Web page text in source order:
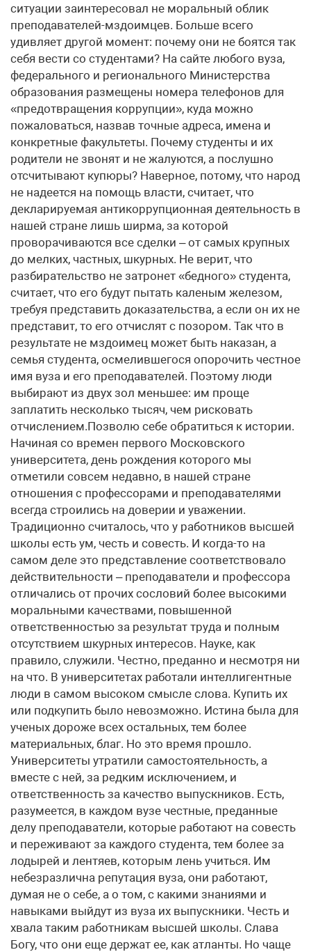
ситуации заинтересовал не моральный облик
преподавателей-мздоимцев. Больше всего
удивляет другой момент: почему они не боятся так
себя вести со студентами? На сайте любого вуза,
федерального и регионального Министерства
образования размещены номера телефонов для
«предотвращения коррупции», куда можно
пожаловаться, назвав точные адреса, имена и
конкретные факультеты. Почему студенты и их
родители не звонят и не жалуются, а послушно
отсчитывают купюры? Наверное, потому, что народ
не надеется на помощь власти, считает, что
декларируемая антикоррупционная деятельность в
нашей стране лишь ширма, за которой
проворачиваются все сделки – от самых крупных
до мелких, частных, шкурных. Не верит, что
разбирательство не затронет «бедного» студента,
считает, что его будут пытать каленым железом,
требуя представить доказательства, а если он их не
представит, то его отчислят с позором. Так что в
результате не мздоимец может быть наказан, а
семья студента, осмелившегося опорочить честное
имя вуза и его преподавателей. Поэтому люди
выбирают из двух зол меньшее: им проще
заплатить несколько тысяч, чем рисковать
отчислением.Позволю себе обратиться к истории.
Начиная со времен первого Московского
университета, день рождения которого мы
отметили совсем недавно, в нашей стране
отношения с профессорами и преподавателями
всегда строились на доверии и уважении.
Традиционно считалось, что у работников высшей
школы есть ум, честь и совесть. И когда-то на
самом деле это представление соответствовало
действительности – преподаватели и профессора
отличались от прочих сословий более высокими
моральными качествами, повышенной
ответственностью за результат труда и полным
отсутствием шкурных интересов. Науке, как
правило, служили. Честно, преданно и несмотря ни
на что. В университетах работали интеллигентные
люди в самом высоком смысле слова. Купить их
или подкупить было невозможно. Истина была для
ученых дороже всех остальных, тем более
материальных, благ. Но это время прошло.
Университеты утратили самостоятельность, а
вместе с ней, за редким исключением, и
ответственность за качество выпускников. Есть,
разумеется, в каждом вузе честные, преданные
делу преподаватели, которые работают на совесть
и переживают за каждого студента, тем более за
лодырей и лентяев, которым лень учиться. Им
небезразлична репутация вуза, они работают,
думая не о себе, а о том, с какими знаниями и
навыками выйдут из вуза их выпускники. Честь и
хвала таким работникам высшей школы. Слава
Богу, что они еще держат ее, как атланты. Но чаще